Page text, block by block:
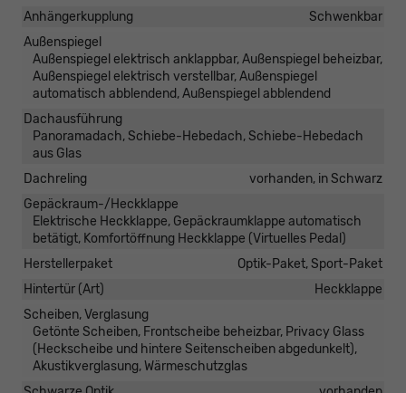
Anhängerkupplung
Schwenkbar
Außenspiegel
Außenspiegel elektrisch anklappbar, Außenspiegel beheizbar,
Außenspiegel elektrisch verstellbar, Außenspiegel
automatisch abblendend, Außenspiegel abblendend
Dachausführung
Panoramadach, Schiebe-Hebedach, Schiebe-Hebedach
aus Glas
Dachreling
vorhanden, in Schwarz
Gepäckraum-/Heckklappe
Elektrische Heckklappe, Gepäckraumklappe automatisch
betätigt, Komfortöffnung Heckklappe (Virtuelles Pedal)
Herstellerpaket
Optik-Paket, Sport-Paket
Hintertür (Art)
Heckklappe
Scheiben, Verglasung
Getönte Scheiben, Frontscheibe beheizbar, Privacy Glass
(Heckscheibe und hintere Seitenscheiben abgedunkelt),
Akustikverglasung, Wärmeschutzglas